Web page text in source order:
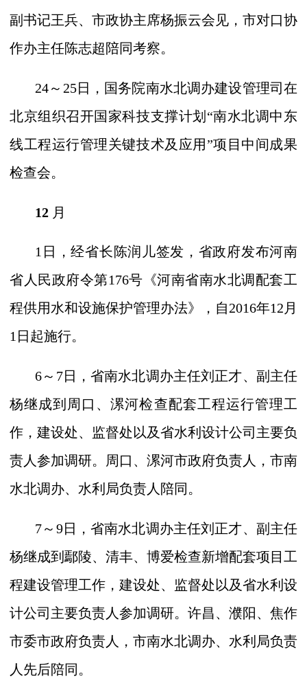
副书记王兵、市政协主席杨振云会见，市对口协
作办主任陈志超陪同考察。
24～ 25日，国务院南水北调办建设管理司在
北京组织召开国家科技支撑计划“南水北调中东
线工程运行管理关键技术及应用”项目中间成果
检查会。
12 月
1 日，经省长陈润儿签发，省政府发布河南
省人民政府令第176号《河南省南水北调配套工
程供用水和设施保护管理办法》，自2016年12月
1 日起施行。
6～ 7日，省南水北调办主任刘正才、副主任
杨继成到周口、漯河检查配套工程运行管理工
作，建设处、监督处以及省水利设计公司主要负
责人参加调研。周口、漯河市政府负责人，市南
水北调办、水利局负责人陪同。
7～ 9日，省南水北调办主任刘正才、副主任
杨继成到鄢陵、清丰、博爱检查新增配套项目工
程建设管理工作，建设处、监督处以及省水利设
计公司主要负责人参加调研。许昌、濮阳、焦作
市委市政府负责人，市南水北调办、水利局负责
人先后陪同。